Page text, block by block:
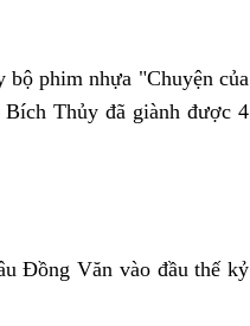
phim nhựa "Chuyện của
Bích Thủy đã giành được 4
Đồng Văn vào đầu thế kỷ